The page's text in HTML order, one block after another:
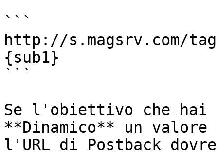
```
http://s.magsrv.com/
{sub1}
```
Se l'obiettivo che hai
**Dinamico** un
l'URL di Postback